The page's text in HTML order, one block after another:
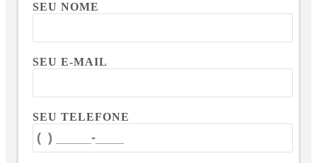
SEU NOME
SEU E-MAIL
SEU TELEFONE